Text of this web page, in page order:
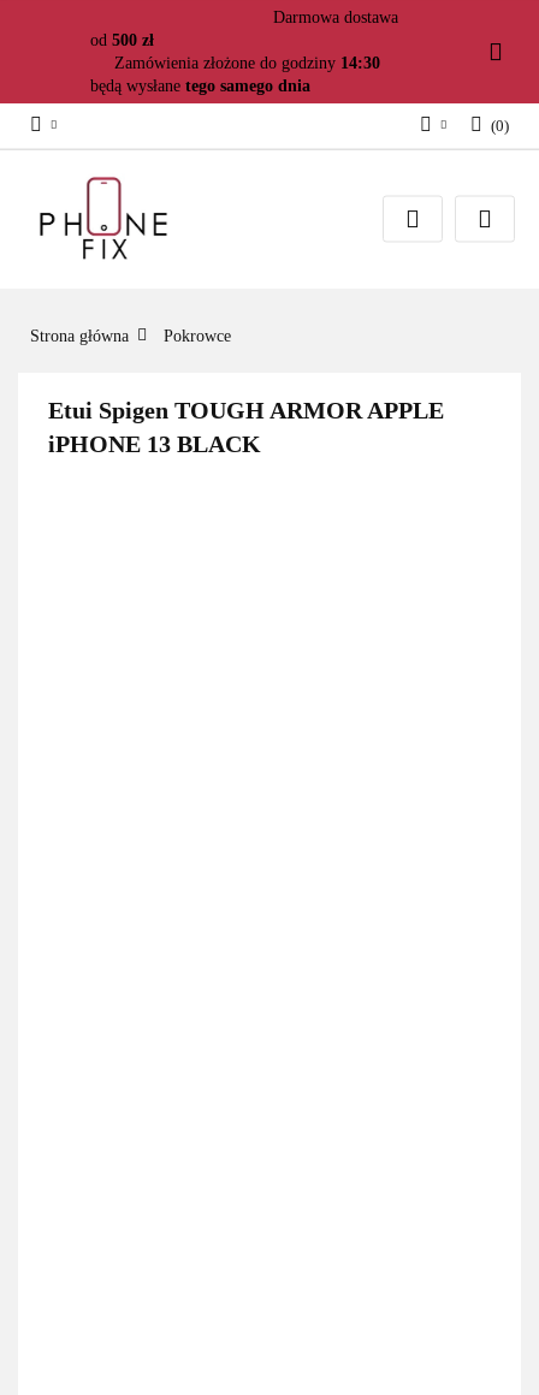
Darmowa dostawa
od 500 zł
Zamówienia złożone do godziny 14:30
będą wysłane tego samego dnia
Załóż konto
(0)
Strona główna Pokrowce
Etui Spigen TOUGH ARMOR APPLE
iPHONE 13 BLACK